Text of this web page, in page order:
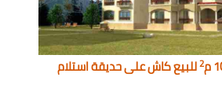
2للبيع كاش على حديقة استلام